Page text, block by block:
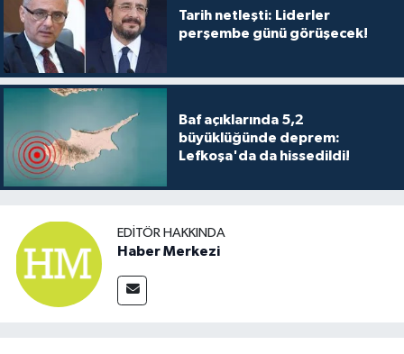
Tarih netleşti: Liderler
perşembe günü görüşecek!
Baf açıklarında 5,2
büyüklüğünde deprem:
Lefkoşa'da da hissedildi!
EDITÖR HAKKINDA
Haber Merkezi